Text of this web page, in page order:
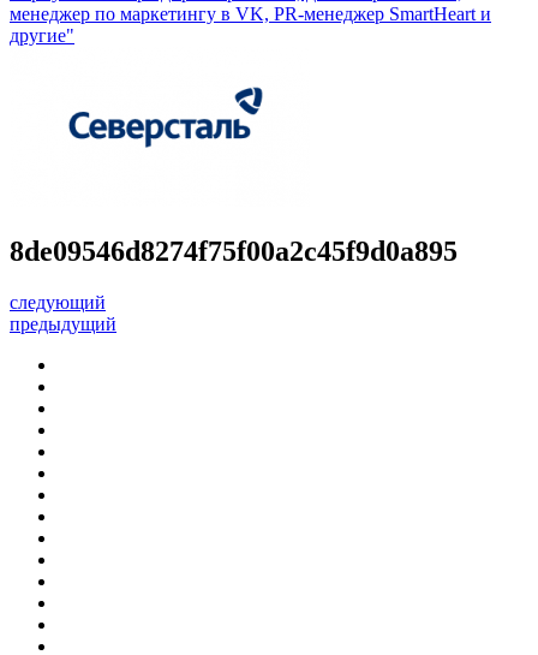
менеджер по маркетингу в VK, PR-менеджер SmartHeart и
другие"
8de09546d8274f75f00a2c45f9d0a895
следующий
предыдущий